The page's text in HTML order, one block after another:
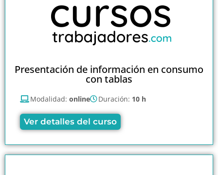
Presentación de información en consumo
con tablas
Modalidad: online Duración: 10 h
Ver detalles del curso